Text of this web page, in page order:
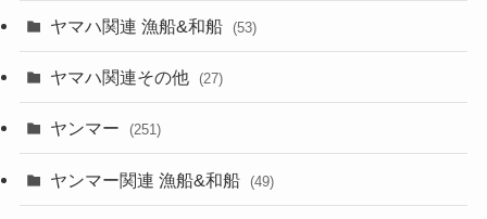
ヤマハ関連 漁船&和船 (53)
ヤマハ関連その他 (27)
ヤンマー (251)
ヤンマー関連 漁船&和船 (49)